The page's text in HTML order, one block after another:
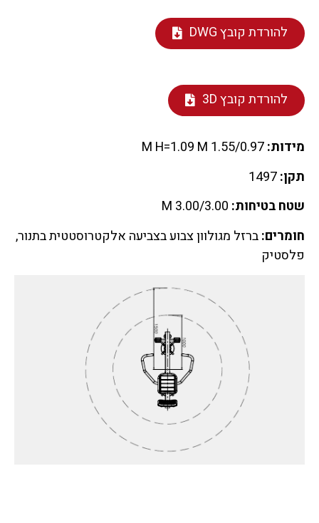
להורדת קובץ DWG
להורדת קובץ 3D
מידות:
תקן:
שטח בטיחות:
חומרים:ברזל מגולוון צבוע בצביעה אלקטרוסטטית בתנור,
פלסטיק